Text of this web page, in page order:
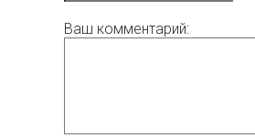
Ваш комментарий: